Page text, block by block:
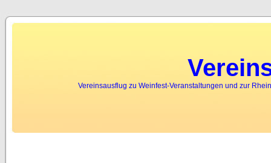
Vereinsausflug zu Weinfest-Veranstaltungen und zur